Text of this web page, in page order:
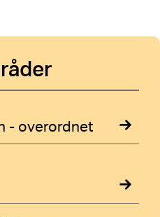
- overordnet